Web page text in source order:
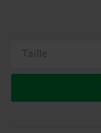
Taille